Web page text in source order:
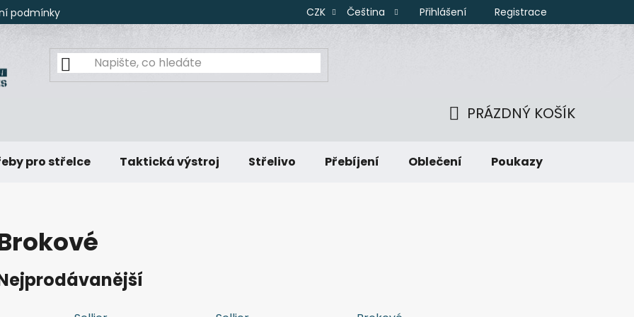
podmínky CZK Čeština Přihlášení Registrace
KOŠÍK
PRÁZDNÝ KOŠÍK
pro střelce Taktická výstroj Střelivo Přebíjení Oblečení Poukazy